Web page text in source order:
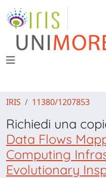
IRIS 11380/1207853
Richiedi una
Data Flows
Computing
Evolutionary